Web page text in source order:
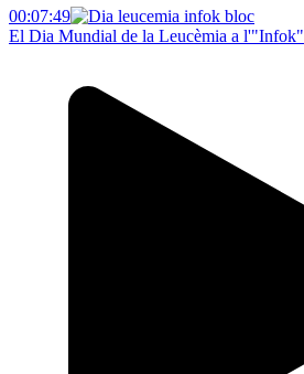
00:07:49
El Dia Mundial de la Leucèmia a l'"Infok"